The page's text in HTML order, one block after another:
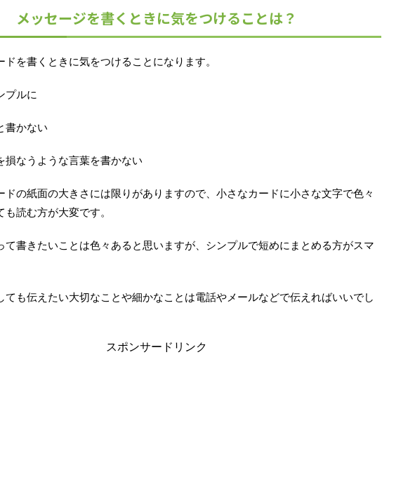
メッセージを書くときに気をつけることは？
ドを書くときに気をつけることになります。
プルに
書かない
損なうような言葉を書かない
ドの紙面の大きさには限りがありますので、小さなカードに小さな文字で色々
読む方が大変です。
て書きたいことは色々あると思いますが、シンプルで短めにまとめる方がスマ
ても伝えたい大切なことや細かなことは電話やメールなどで伝えればいいでし
スポンサードリンク